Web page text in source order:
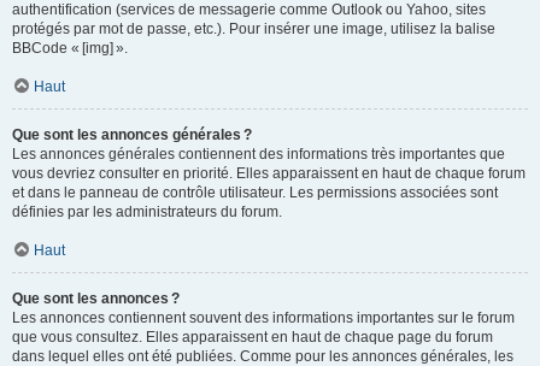
authentification (services de messagerie comme Outlook ou Yahoo, sites
protégés par mot de passe, etc.). Pour insérer une image, utilisez la balise
BBCode « [img] ».
Haut
Que sont les annonces générales ?
Les annonces générales contiennent des informations très importantes que
vous devriez consulter en priorité. Elles apparaissent en haut de chaque forum
et dans le panneau de contrôle utilisateur. Les permissions associées sont
définies par les administrateurs du forum.
Haut
Que sont les annonces ?
Les annonces contiennent souvent des informations importantes sur le forum
que vous consultez. Elles apparaissent en haut de chaque page du forum
dans lequel elles ont été publiées. Comme pour les annonces générales, les